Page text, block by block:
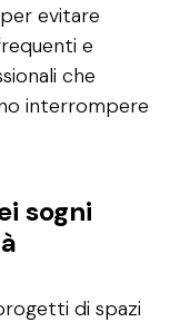
evitare
e
che
interrompere
sogni
di spazi